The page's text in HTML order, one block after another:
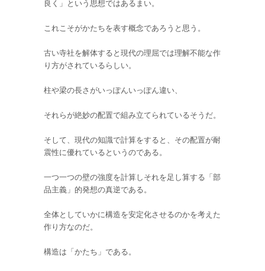
良く」という思想ではあるまい。
これこそがかたちを表す概念であろうと思う。
古い寺社を解体すると現代の理屈では理解不能な作
り方がされているらしい。
柱や梁の長さがいっぽんいっぽん違い、
それらが絶妙の配置で組み立てられているそうだ。
そして、現代の知識で計算をすると、その配置が耐
震性に優れているというのである。
一つ一つの壁の強度を計算しそれを足し算する「部
品主義」的発想の真逆である。
全体としていかに構造を安定化させるのかを考えた
作り方なのだ。
構造は「かたち」である。